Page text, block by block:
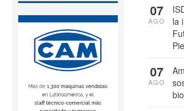
la
07
AGO
07
AGO